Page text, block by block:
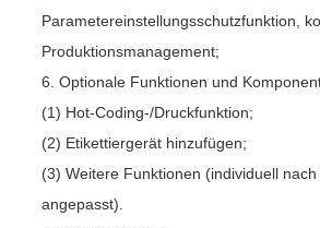
Parametereinstellungsschutzfunktion,
Produktionsmanagement;
6. Optionale Funktionen und
(1) Hot-Coding-/Druckfunktion;
(2) Etikettiergerät hinzufügen;
(3) Weitere Funktionen (individuell
angepasst).